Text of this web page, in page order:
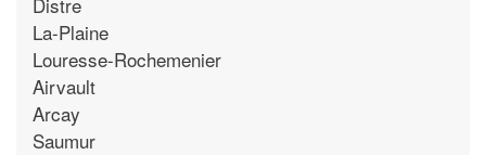
La-Plaine
Louresse-Rochemenier
Airvault
Arcay
Saumur